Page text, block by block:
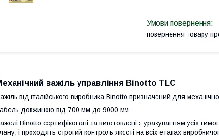
повернення товару
важіль управління Binotto TLC
від італійського виробника Binotto призначений для
довжиною від 700 мм до 9000 мм
Binotto сертифіковані та виготовлені з урахуванням усіх
і проходять строгий контроль якості на всіх етапах